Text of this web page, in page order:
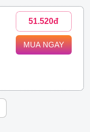
51.520đ
MUA NGAY